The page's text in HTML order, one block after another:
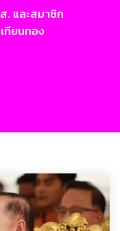
. และสมาชิก
ทียนทอง